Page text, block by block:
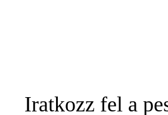
Iratkozz fel a